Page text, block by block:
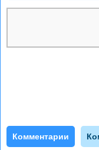
Комментарии